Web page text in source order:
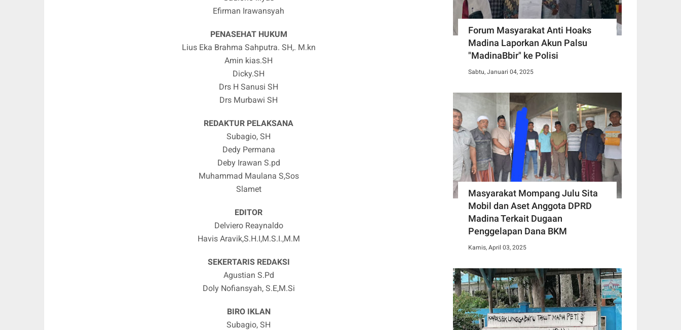
Efirman Irawansyah
PENASEHAT HUKUM
Lius Eka Brahma Sahputra. SH,. M.kn
Amin kias.SH
Dicky.SH
Drs H Sanusi SH
Drs Murbawi SH
REDAKTUR PELAKSANA
Subagio, SH
Dedy Permana
Deby Irawan S.pd
Muhammad Maulana S,Sos
Slamet
EDITOR
Delviero Reaynaldo
Havis Aravik,S.H.I,M.S.I.,M.M
SEKERTARIS REDAKSI
Agustian S.Pd
Doly Nofiansyah, S.E,M.Si
BIRO IKLAN
Subagio, SH
Forum Masyarakat Anti Hoaks
Madina Laporkan Akun Palsu
"MadinaBbir" ke Polisi
Sabtu, Januari 04, 2025
Masyarakat Mompang Julu Sita
Mobil dan Aset Anggota DPRD
Madina Terkait Dugaan
Penggelapan Dana BKM
Kamis, April 03, 2025